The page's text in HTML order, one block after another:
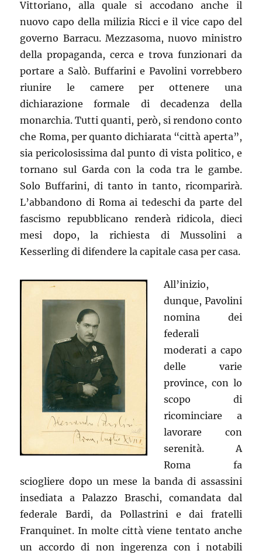
Vittoriano, alla quale si accodano anche il
nuovo capo della milizia Ricci e il vice capo del
governo Barracu. Mezzasoma, nuovo ministro
della propaganda, cerca e trova funzionari da
portare a Salò. Buffarini e Pavolini vorrebbero
riunire le camere per ottenere una
dichiarazione formale di decadenza della
monarchia. Tutti quanti, però, si rendono conto
che Roma, per quanto dichiarata “città aperta”,
sia pericolosissima dal punto di vista politico, e
tornano sul Garda con la coda tra le gambe.
Solo Buffarini, di tanto in tanto, ricomparirà.
L’abbandono di Roma ai tedeschi da parte del
fascismo repubblicano renderà ridicola, dieci
mesi dopo, la richiesta di Mussolini a
Kesserling di difendere la capitale casa per casa.
All’inizio,
dunque, Pavolini
nomina dei
federali
moderati a capo
delle varie
province, con lo
scopo di
ricominciare a
lavorare con
serenità. A
Roma fa
sciogliere dopo un mese la banda di assassini
insediata a Palazzo Braschi, comandata dal
federale Bardi, da Pollastrini e dai fratelli
Franquinet. In molte città viene tentato anche
un accordo di non ingerenza con i notabili